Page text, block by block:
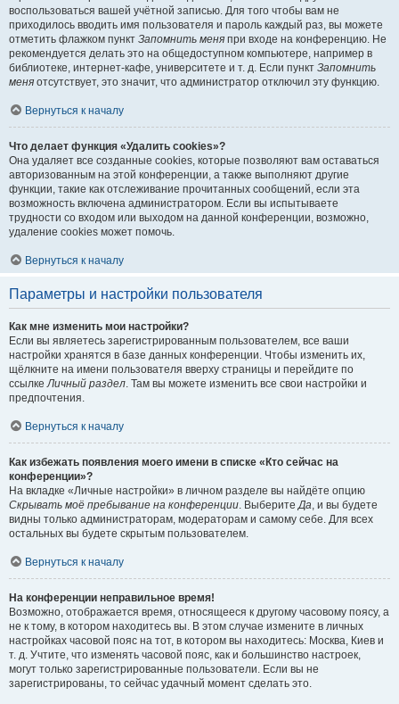
воспользоваться вашей учётной записью. Для того чтобы вам не
приходилось вводить имя пользователя и пароль каждый раз, вы можете
отметить флажком пункт Запомнить меня при входе на конференцию. Не
рекомендуется делать это на общедоступном компьютере, например в
библиотеке, интернет-кафе, университете и т. д. Если пункт Запомнить
меня отсутствует, это значит, что администратор отключил эту функцию.
Вернуться к началу
Что делает функция «Удалить cookies»?
Она удаляет все созданные cookies, которые позволяют вам оставаться
авторизованным на этой конференции, а также выполняют другие
функции, такие как отслеживание прочитанных сообщений, если эта
возможность включена администратором. Если вы испытываете
трудности со входом или выходом на данной конференции, возможно,
удаление cookies может помочь.
Вернуться к началу
Параметры и настройки пользователя
Как мне изменить мои настройки?
Если вы являетесь зарегистрированным пользователем, все ваши
настройки хранятся в базе данных конференции. Чтобы изменить их,
щёлкните на имени пользователя вверху страницы и перейдите по
ссылкеЛичный раздел. Там вы можете изменить все свои настройки и
предпочтения.
Вернуться к началу
Как избежать появления моего имени в списке «Кто сейчас на
конференции»?
На вкладке «Личные настройки» в личном разделе вы найдёте опцию
Скрывать моё пребывание на конференции. ВыберитеДа, и вы будете
видны только администраторам, модераторам и самому себе. Для всех
остальных вы будете скрытым пользователем.
Вернуться к началу
На конференции неправильное время!
Возможно, отображается время, относящееся к другому часовому поясу, а
не к тому, в котором находитесь вы. В этом случае измените в личных
настройках часовой пояс на тот, в котором вы находитесь: Москва, Киев и
т. д. Учтите, что изменять часовой пояс, как и большинство настроек,
могут только зарегистрированные пользователи. Если вы не
зарегистрированы, то сейчас удачный момент сделать это.